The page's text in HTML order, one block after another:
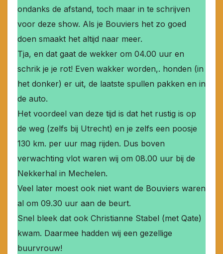
ondanks de afstand, toch maar in te schrijven
voor deze show. Als je Bouviers het zo goed
doen smaakt het altijd naar meer.
Tja, en dat gaat de wekker om 04.00 uur en
schrik je je rot! Even wakker worden,. honden (in
het donker) er uit, de laatste spullen pakken en in
de auto.
Het voordeel van deze tijd is dat het rustig is op
de weg (zelfs bij Utrecht) en je zelfs een poosje
130 km. per uur mag rijden. Dus boven
verwachting vlot waren wij om 08.00 uur bij de
Nekkerhal in Mechelen.
Veel later moest ook niet want de Bouviers waren
al om 09.30 uur aan de beurt.
Snel bleek dat ook Christianne Stabel (met Qate)
kwam. Daarmee hadden wij een gezellige
buurvrouw!